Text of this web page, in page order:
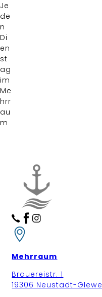
Je
de
n
Di
en
st
ag
im
Me
hrr
au
m
Mehrraum
Brauereistr. 1
19306 Neustadt-Glewe